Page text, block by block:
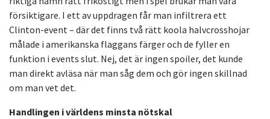
försiktigare. I ett av uppdragen får man infiltrera ett
Clinton-event – där det finns två rätt koola halvcrosshojar
målade i amerikanska flaggans färger och de fyller en
funktion i events slut. Nej, det är ingen spoiler, det kunde
man direkt avläsa när man såg dem och gör ingen skillnad
om man vet det.
Handlingen i världens minsta nötskal